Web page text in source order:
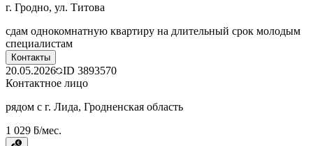
г. Гродно, ул. Титова
сдам однокомнатную квартиру на длительный срок молодым
специалистам
Контакты
20.05.2026 ID 3893570
Контактное лицо
рядом с г. Лида, Гродненская область
1 029 ƃ/мес.